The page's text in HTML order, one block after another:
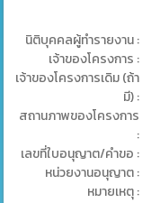
นิติบุคคลผู้ทำรายงาน :
เจ้าของโครงการ :
เจ้าของโครงการเดิม (ถ้า
มี) :
สถานภาพของโครงการ
:
เลขที่ใบอนุญาต/คำขอ :
หน่วยงานอนุญาต :
หมายเหตุ :